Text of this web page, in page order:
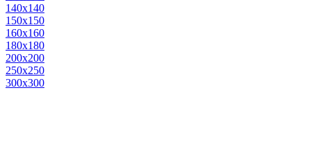
140х140
150х150
160х160
180х180
200х200
250х250
300х300